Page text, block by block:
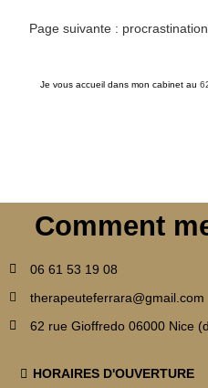
Page suivante : procrastination
Je vous accueil dans mon cabinet au
Comment
06 61 53 19 08
therapeuteferrara@gmail.com
62 rue Gioffredo 06000 Nice
HORAIRES D'OUVERTURE